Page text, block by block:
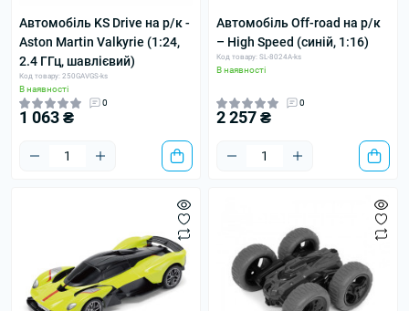
Автомобіль KS Drive на р/к -
Aston Martin Valkyrie (1:24,
2.4 ГГц, шавлієвий)
Код товару: 250GAVGS-ks
В наявності
0
1 063 ₴
Автомобіль Off-road на р/к
– High Speed (синій, 1:16)
Код товару: SL-8024A-ks
В наявності
0
2 257 ₴